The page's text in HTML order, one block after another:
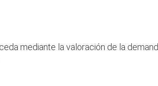
mediante la valoración de la